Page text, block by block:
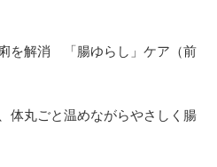
を解消 「腸ゆらし」ケア（前
体丸ごと温めながらやさしく腸